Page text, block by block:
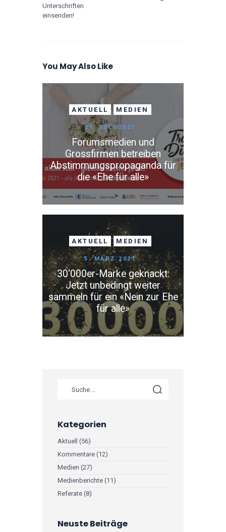
Unterschriften
einsenden!
You May Also Like
AKTUELL MEDIEN
21. JULI 2021
Forumsmedien und
Grossfirmen betreiben
Abstimmungspropaganda für
die «Ehe für alle»
AKTUELL MEDIEN
5. MÄRZ 2021
30‘000er-Marke geknackt:
Jetzt unbedingt weiter
sammeln für ein «Nein zur Ehe
für alle»
Kategorien
Aktuell (56)
Kommentare (12)
Medien (27)
Medienberichte (11)
Referate (8)
Neuste Beiträge